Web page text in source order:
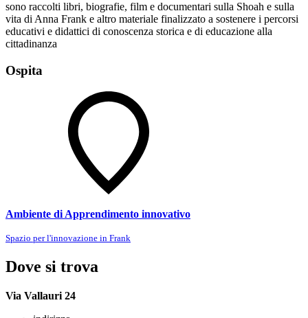
sono raccolti libri, biografie, film e documentari sulla Shoah e sulla
vita di Anna Frank e altro materiale finalizzato a sostenere i percorsi
educativi e didattici di conoscenza storica e di educazione alla
cittadinanza
Ospita
Ambiente di Apprendimento innovativo
Spazio per l'innovazione in Frank
Dove si trova
Via Vallauri 24